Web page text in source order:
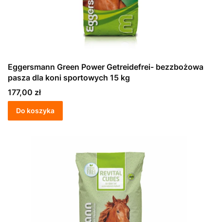
Eggersmann Green Power Getreidefrei- bezzbożowa
pasza dla koni sportowych 15 kg
Cena
177,00 zł
Do koszyka